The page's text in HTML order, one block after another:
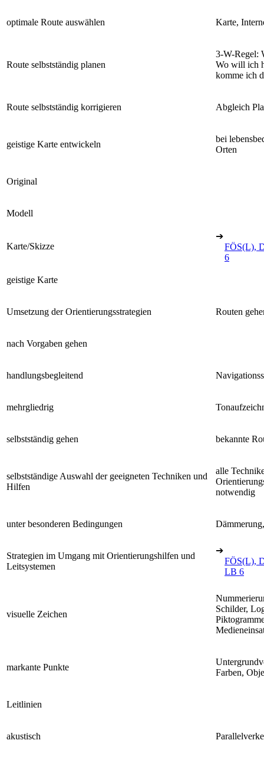
optimale Route auswählen Karte,
Route selbstständig planen
3-W-Regel:
Wo will ich
komme ich
Route selbstständig korrigieren Abgleich
geistige Karte entwickeln
bei
Orten
Original
Modell
Karte/Skizze
➔
FÖS(L),
6
geistige Karte
Umsetzung der Orientierungsstrategien Routen
nach Vorgaben gehen
handlungsbegleitend
mehrgliedrig
selbstständig gehen bekannte
selbstständige Auswahl der geeigneten Techniken und
Hilfen
alle
notwendig
unter besonderen Bedingungen
Strategien im Umgang mit Orientierungshilfen und
Leitsystemen
➔
FÖS(L),
LB 6
visuelle Zeichen
Schilder,
markante Punkte
Farben,
Leitlinien
akustisch